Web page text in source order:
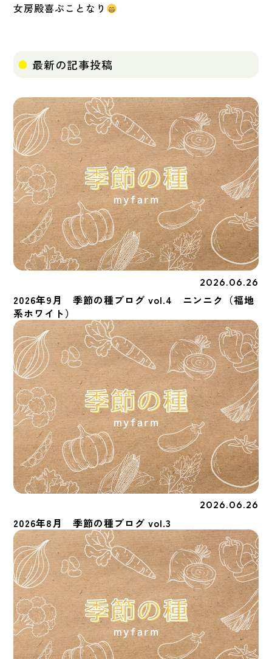
女房殿喜ぶことなり
最新の記事投稿
2026.06.26
2026年9月 季節の種ブログ vol.4 ニンニク（福地
系ホワイト）
2026.06.26
2026年8月 季節の種ブログ vol.3